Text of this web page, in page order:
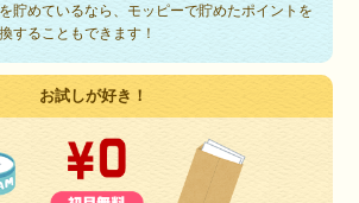
貯めているなら、モッピーで貯めたポイントを
することもできます！
お試しが好き！